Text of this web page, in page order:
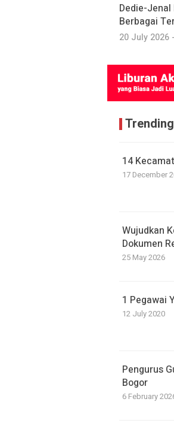
Dedie-
Berbagai
20 July 2026
14
17 December
​Wujudkan
Dokumen
25 May 2026
1 Pegawai
12 July 2020
Pengurus
Bogor
6 February